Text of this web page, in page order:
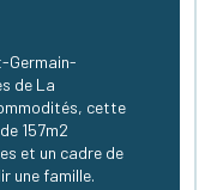
Germain-
de La
cette
157m2
et un cadre de
une famille.